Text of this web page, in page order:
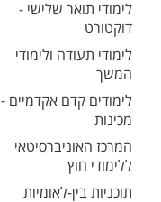
לימודי תואר שלישי -
דוקטורט
לימודי תעודה ולימודי
המשך
לימודים קדם אקדמיים -
מכינות
המרכז האוניברסיטאי
ללימודי חוץ
תוכניות בין-לאומיות